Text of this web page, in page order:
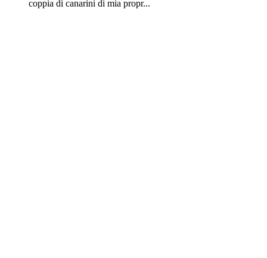
coppia di canarini di mia propr...